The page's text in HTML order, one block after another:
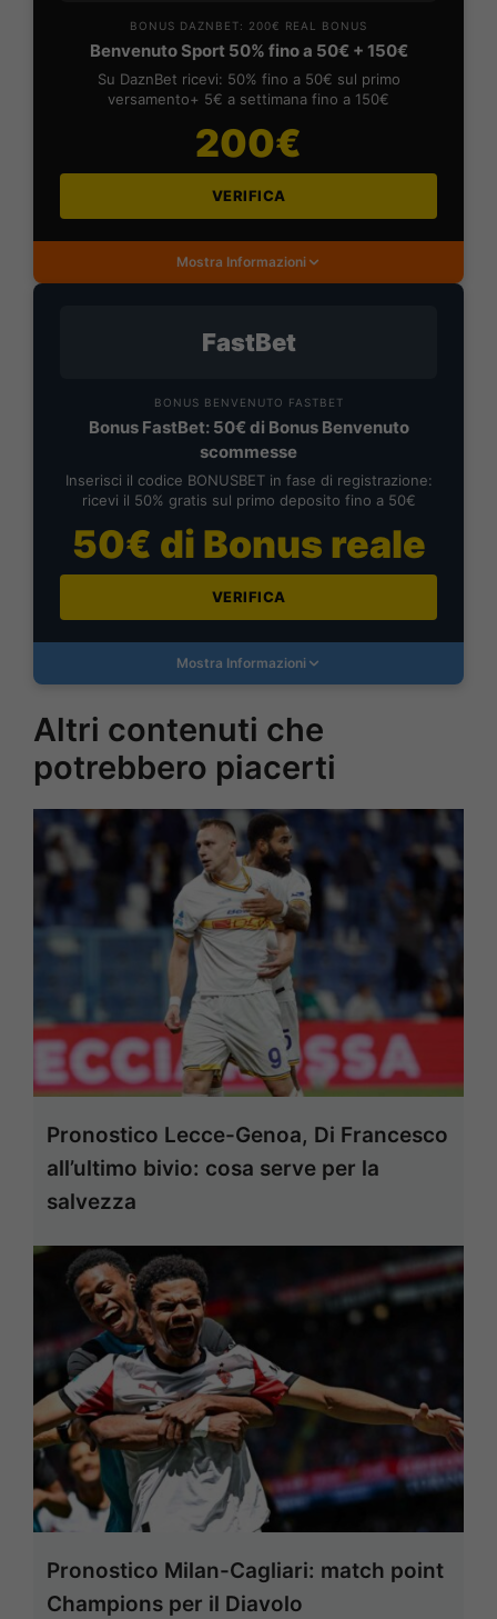
BONUS DAZNBET: 200€ REAL BONUS
Benvenuto Sport 50% fino a 50€ + 150€
Su DaznBet ricevi: 50% fino a 50€ sul primo
versamento+ 5€ a settimana fino a 150€
200€
VERIFICA
Mostra Informazioni
FastBet
BONUS BENVENUTO FASTBET
Bonus FastBet: 50€ di Bonus Benvenuto
scommesse
Inserisci il codice BONUSBET in fase di registrazione:
ricevi il 50% gratis sul primo deposito fino a 50€
50€ di Bonus reale
VERIFICA
Mostra Informazioni
Altri contenuti che
potrebbero piacerti
Pronostico Lecce-Genoa, Di Francesco
all’ultimo bivio: cosa serve per la
salvezza
Pronostico Milan-Cagliari: match point
Champions per il Diavolo